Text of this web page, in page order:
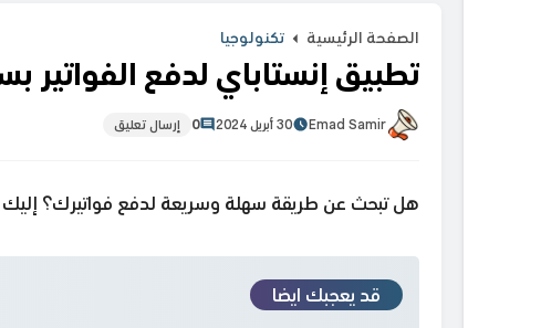
الصفحة الرئيسية تكنولوجيا
تطبيق إنستاباي لدفع الفواتير
Emad Samir 30 أبريل 2024 0 إرسال تعليق
هل تبحث عن طريقة سهلة وسريعة لدفع فواتيرك؟ إليك
قد يعجبك ايضا